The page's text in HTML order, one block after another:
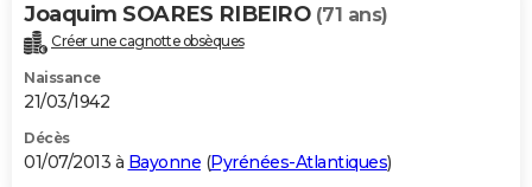
Joaquim SOARES RIBEIRO (71 ans)
Créer une cagnotte obsèques
Naissance
21/03/1942
Décès
01/07/2013 à Bayonne (Pyrénées-Atlantiques)